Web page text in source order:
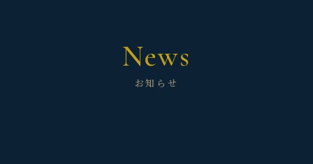
News
お知らせ